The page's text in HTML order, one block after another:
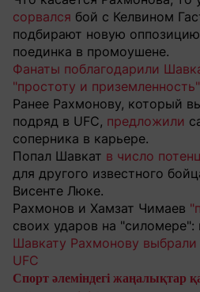
сорвался бой с Келвином
подбирают новую
поединка в промоушене.
Фанаты поблагодарили
"простоту и приземленность"
Ранее Рахмонову, который
подряд в UFC, предложили
соперника в карьере.
Попал Шавкат в число
для другого известного
Висенте Люке.
Рахмонов и Хамзат Чимаев
своих ударов на "силомере":
Шавкату Рахмонову выбрали
UFC
Спорт әлеміндегі жаңалықтар